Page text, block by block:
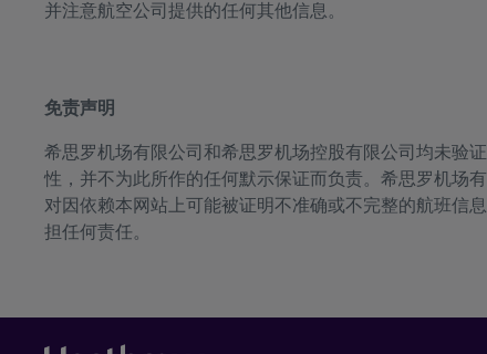
并注意航空公司提供的任何其他信息。
免责声明
希思罗机场有限公司和希思罗机场控股有限公司均未验
性，并不为此所作的任何默示保证而负责。希思罗机场
对因依赖本网站上可能被证明不准确或不完整的航班信
担任何责任。